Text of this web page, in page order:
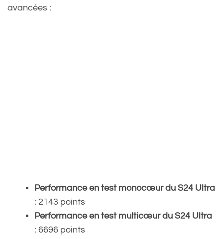
avancées :
Performance en test monocœur du S24 Ultra
: 2143 points
Performance en test multicœur du S24 Ultra
: 6696 points